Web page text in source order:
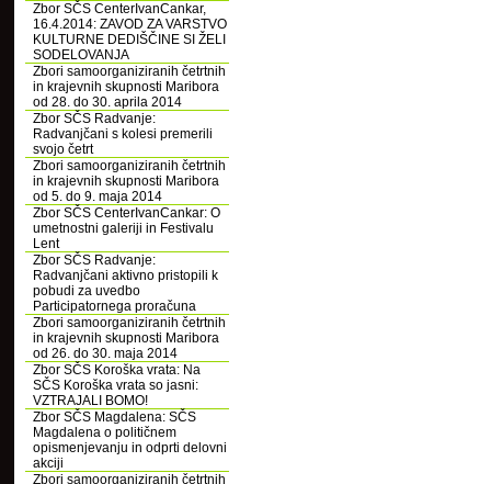
Zbor SČS CenterIvanCankar,
16.4.2014: ZAVOD ZA VARSTVO
KULTURNE DEDIŠČINE SI ŽELI
SODELOVANJA
Zbori samoorganiziranih četrtnih
in krajevnih skupnosti Maribora
od 28. do 30. aprila 2014
Zbor SČS Radvanje:
Radvanjčani s kolesi premerili
svojo četrt
Zbori samoorganiziranih četrtnih
in krajevnih skupnosti Maribora
od 5. do 9. maja 2014
Zbor SČS CenterIvanCankar: O
umetnostni galeriji in Festivalu
Lent
Zbor SČS Radvanje:
Radvanjčani aktivno pristopili k
pobudi za uvedbo
Participatornega proračuna
Zbori samoorganiziranih četrtnih
in krajevnih skupnosti Maribora
od 26. do 30. maja 2014
Zbor SČS Koroška vrata: Na
SČS Koroška vrata so jasni:
VZTRAJALI BOMO!
Zbor SČS Magdalena: SČS
Magdalena o političnem
opismenjevanju in odprti delovni
akciji
Zbori samoorganiziranih četrtnih